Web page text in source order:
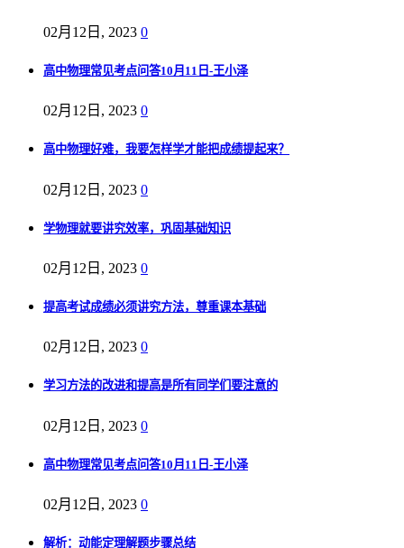
02月12日, 2023 0
高中物理常见考点问答10月11日-王小泽
02月12日, 2023 0
高中物理好难，我要怎样学才能把成绩提起来？
02月12日, 2023 0
学物理就要讲究效率，巩固基础知识
02月12日, 2023 0
提高考试成绩必须讲究方法，尊重课本基础
02月12日, 2023 0
学习方法的改进和提高是所有同学们要注意的
02月12日, 2023 0
高中物理常见考点问答10月11日-王小泽
02月12日, 2023 0
解析：动能定理解题步骤总结